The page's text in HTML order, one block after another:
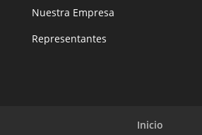
Nuestra Empresa
Representantes
Inicio